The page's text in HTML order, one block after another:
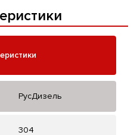
РусДизель
304